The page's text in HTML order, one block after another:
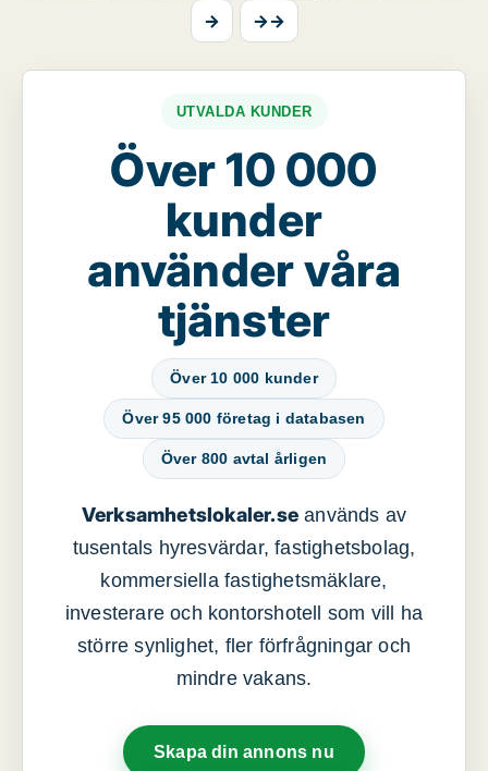
→
→→
UTVALDA KUNDER
Över 10 000
kunder
använder våra
tjänster
Över 10 000 kunder
Över 95 000 företag i databasen
Över 800 avtal årligen
Verksamhetslokaler.se används av
tusentals hyresvärdar, fastighetsbolag,
kommersiella fastighetsmäklare,
investerare och kontorshotell som vill ha
större synlighet, fler förfrågningar och
mindre vakans.
Skapa din annons nu